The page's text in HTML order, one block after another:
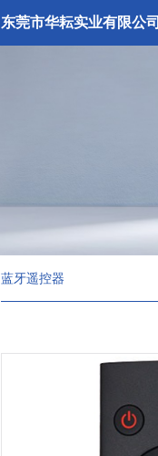
东莞市华耘实业有限公司
蓝牙遥控器